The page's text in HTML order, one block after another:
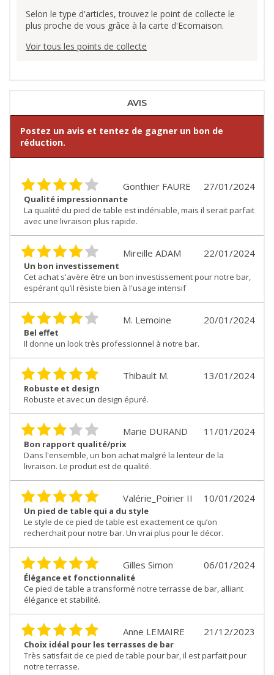
Selon le type d'articles, trouvez le point de collecte le
plus proche de vous grâce à la carte d'Ecomaison.
Voir tous les points de collecte
AVIS
Postez un avis et tentez de gagner un bon de
réduction.
27/01/2024
Gonthier FAURE
Qualité impressionnante
La qualité du pied de table est indéniable, mais il serait parfait
avec une livraison plus rapide.
22/01/2024
Mireille ADAM
Un bon investissement
Cet achat s'avère être un bon investissement pour notre bar,
espérant qu’il résiste bien à l'usage intensif
20/01/2024
M. Lemoine
Bel effet
Il donne un look très professionnel à notre bar.
13/01/2024
Thibault M.
Robuste et design
Robuste et avec un design épuré.
11/01/2024
Marie DURAND
Bon rapport qualité/prix
Dans l'ensemble, un bon achat malgré la lenteur de la
livraison. Le produit est de qualité.
10/01/2024
Valérie_Poirier II
Un pied de table qui a du style
Le style de ce pied de table est exactement ce qu’on
recherchait pour notre bar. Un vrai plus pour le décor.
06/01/2024
Gilles Simon
Élégance et fonctionnalité
Ce pied de table a transformé notre terrasse de bar, alliant
élégance et stabilité.
21/12/2023
Anne LEMAIRE
Choix idéal pour les terrasses de bar
Très satisfait de ce pied de table pour bar, il est parfait pour
notre terrasse.